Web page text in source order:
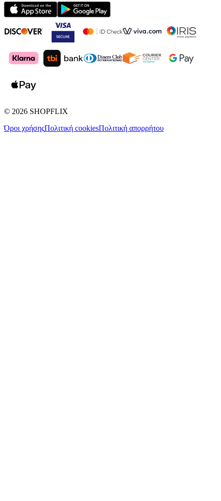
© 2026 SHOPFLIX
Όροι χρήσηςΠολιτική cookiesΠολιτική απορρήτου